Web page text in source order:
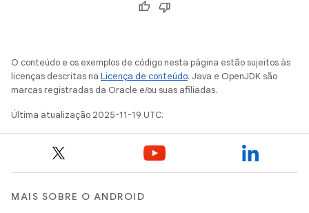
O conteúdo e os exemplos de código nesta página estão sujeitos às
licenças descritas na Licença de conteúdo. Java e OpenJDK são
marcas registradas da Oracle e/ou suas afiliadas.
Última atualização 2025-11-19 UTC.
MAIS SOBRE O ANDROID